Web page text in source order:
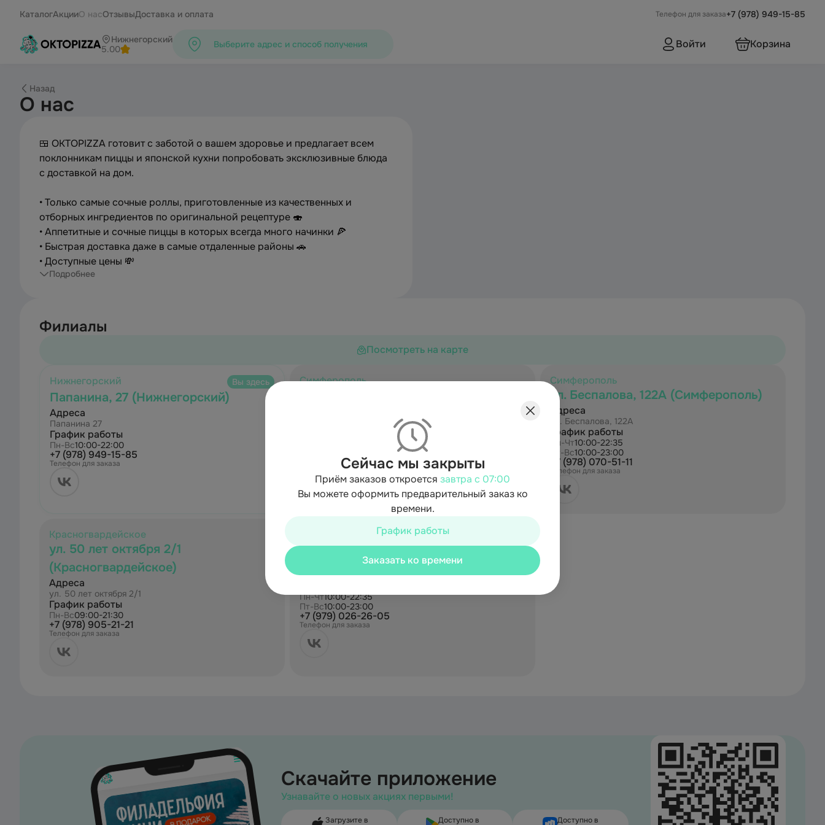
КаталогАкцииО насОтзывыДоставка и оплата Телефон для заказа+7 (978) 949-15-85
Нижнегорский
5.00
Выберите адрес и способ получения Войти Корзина
Сейчас мы закрыты
Приём заказов откроется завтра с 07:00
Вы можете оформить предварительный заказ ко
времени.
График работы
Заказать ко времени
Назад
О нас
🍱 OKTOPIZZA готовит с заботой о вашем здоровье и предлагает всем
поклонникам пиццы и японской кухни попробовать эксклюзивные блюда
с доставкой на дом.
• Только самые сочные роллы, приготовленные из качественных и
отборных ингредиентов по оригинальной рецептуре 🍣
• Аппетитные и сочные пиццы в которых всегда много начинки 🍕
• Быстрая доставка даже в самые отдаленные районы 🚗
• Доступные цены 💸
Подробнее
Филиалы
Посмотреть на карте
Нижнегорский Вы здесь
Папанина, 27 (Нижнегорский)
Адреса
Папанина 27
График работы
Пн-Вс10:00-22:00
+7 (978) 949-15-85
Телефон для заказа
Симферополь
+7 (978) 399-90-50
Телефон для заказа
Симферополь
ул. Беспалова, 122А (Симферополь)
Адреса
ул. Беспалова, 122А
График работы
Пн-Чт10:00-22:35
Пт-Вс10:00-23:00
+7 (978) 070-51-11
Телефон для заказа
Красногвардейское
ул. 50 лет октября 2/1
(Красногвардейское)
Адреса
ул. 50 лет октября 2/1
График работы
Пн-Вс09:00-21:30
+7 (978) 905-21-21
Телефон для заказа
Москалева 1А (Симферополь)
Москалева 1А
Пн-Чт10:00-22:35
Пт-Вс10:00-23:00
+7 (979) 026-26-05
Телефон для заказа
Скачайте приложение
Узнавайте о новых акциях первыми!
Загрузите в Доступно в Доступно в